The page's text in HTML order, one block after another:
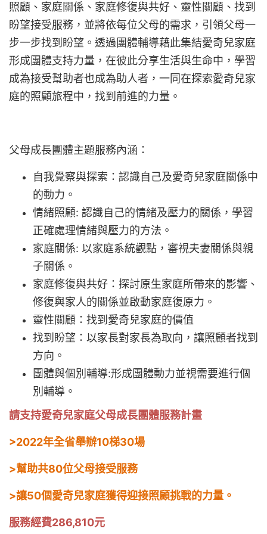
照顧、家庭關係、家庭修復與共好、靈性關顧、找到
盼望接受服務，並將依每位父母的需求，引領父母一
步一步找到盼望。透過團體輔導藉此集結愛奇兒家庭
形成團體支持力量，在彼此分享生活與生命中，學習
成為接受幫助者也成為助人者，一同在探索愛奇兒家
庭的照顧旅程中，找到前進的力量。
父母成長團體主題服務內涵：
自我覺察與探索：認識自己及愛奇兒家庭關係中
的動力。
情緒照顧: 認識自己的情緒及壓力的關係，學習
正確處理情緒與壓力的方法。
家庭關係: 以家庭系統觀點，審視夫妻關係與親
子關係。
家庭修復與共好：探討原生家庭所帶來的影響、
修復與家人的關係並啟動家庭復原力。
靈性關顧：找到愛奇兒家庭的價值
找到盼望：以家長對家長為取向，讓照顧者找到
方向。
團體與個別輔導:形成團體動力並視需要進行個
別輔導。
請支持愛奇兒家庭父母成長團體服務計畫
>2022年全省舉辦10梯30場
>幫助共80位父母接受服務
>讓50個愛奇兒家庭獲得迎接照顧挑戰的力量。
服務經費286,810元